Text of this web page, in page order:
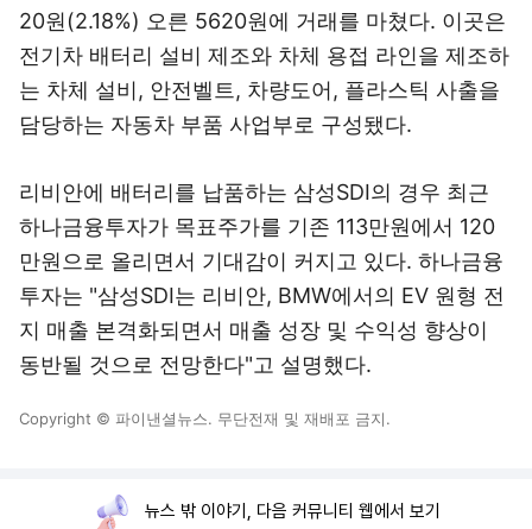
20원(2.18%) 오른 5620원에 거래를 마쳤다. 이곳은
전기차 배터리 설비 제조와 차체 용접 라인을 제조하
는 차체 설비, 안전벨트, 차량도어, 플라스틱 사출을
담당하는 자동차 부품 사업부로 구성됐다.
리비안에 배터리를 납품하는 삼성SDI의 경우 최근
하나금융투자가 목표주가를 기존 113만원에서 120
만원으로 올리면서 기대감이 커지고 있다. 하나금융
투자는 "삼성SDI는 리비안, BMW에서의 EV 원형 전
지 매출 본격화되면서 매출 성장 및 수익성 향상이
동반될 것으로 전망한다"고 설명했다.
Copyright © 파이낸셜뉴스. 무단전재 및 재배포 금지.
뉴스 밖 이야기, 다음 커뮤니티 웹에서 보기